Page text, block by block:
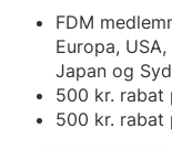
FDM
Europa,
Japan og
500 kr. rabat
500 kr. rabat